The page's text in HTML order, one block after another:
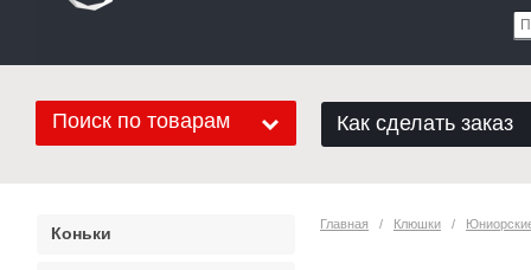
Поиск по товарам Как сделать заказ
Главная
   /
Клюшки
   /
Коньки